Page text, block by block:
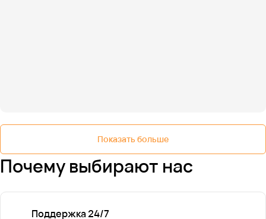
Показать больше
Почему выбирают нас
Поддержка 24/7